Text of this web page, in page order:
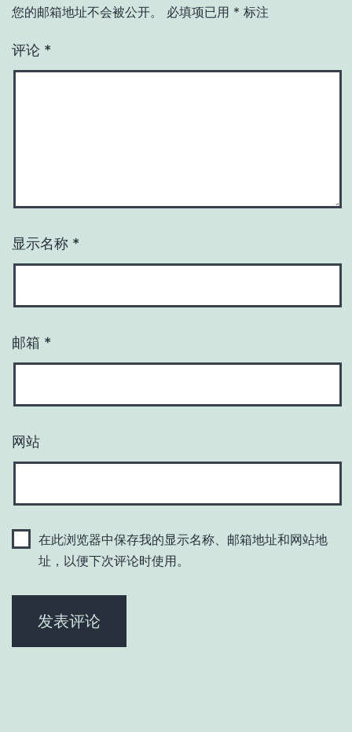
您的邮箱地址不会被公开。 必填项已用 * 标注
评论 *
显示名称 *
邮箱 *
网站
在此浏览器中保存我的显示名称、邮箱地址和网站地
址，以便下次评论时使用。